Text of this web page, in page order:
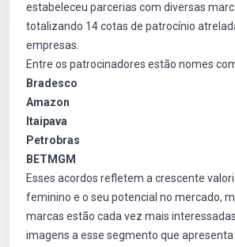
estabeleceu parcerias com diversas
totalizando 14 cotas de patrocínio
empresas.
Entre os patrocinadores estão nomes
Bradesco
Amazon
Itaipava
Petrobras
BETMGM
Esses acordos refletem a crescente
feminino e o seu potencial no mercado,
marcas estão cada vez mais
imagens a esse segmento que